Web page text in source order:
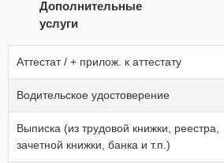
Дополнительные
услуги
Аттестат / + прилож. к аттестату
Водительское удостоверение
Выписка (из трудовой книжки, реестра,
зачетной книжки, банка и т.п.)